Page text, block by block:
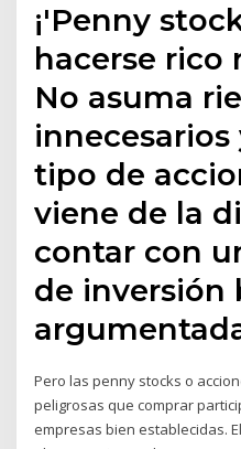
¡'Penny
hacerse rico
No asuma
tipo de
viene de la
contar con
de inversión
Pero las penny stocks o
peligrosas que comprar
empresas bien establecidas.